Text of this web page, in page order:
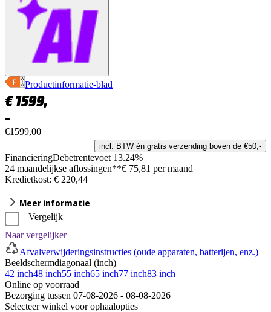
Productinformatie-blad
€1599,
–
€1599,00
incl. BTW én gratis verzending boven de €50,-
FinancieringDebetrentevoet 13.24%
24 maandelijkse aflossingen**€ 75,81 per maand
Kredietkost: € 220,44
Meer informatie
Vergelijk
Naar vergelijker
Afvalverwijderingsinstructies (oude apparaten, batterijen, enz.)
Beeldschermdiagonaal (inch)
42 inch48 inch55 inch65 inch77 inch83 inch
Online op voorraad
Bezorging tussen 07-08-2026 - 08-08-2026
Selecteer winkel voor ophaalopties